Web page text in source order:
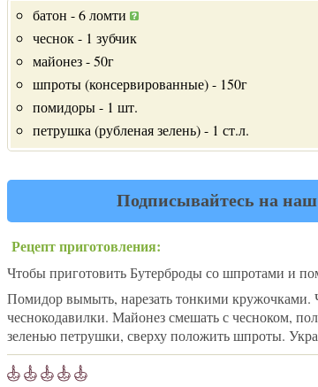
батон - 6 ломти
чеснок - 1 зубчик
майонез - 50г
шпроты (консервированные) - 150г
помидоры - 1 шт.
петрушка (рубленая зелень) - 1 ст.л.
Подписывайтесь на
Рецепт приготовления:
Чтобы приготовить Бутерброды со шпротами и
Помидор вымыть, нарезать тонкими
чеснокодавилки. Майонез смешать с чесноком,
зеленью петрушки, сверху положить шпроты.